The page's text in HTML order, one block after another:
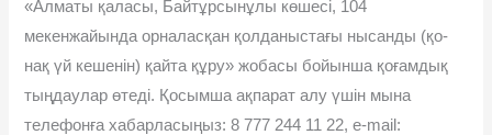
«Алматы қаласы, Байтұрсынұлы көшесі, 104
мекенжайында орналасқан қолданыстағы нысанды (қо­
нақ үй кешенін) қайта құру» жобасы бойынша қоғамдық
тыңдаулар өтеді. Қосымша ақпарат алу үшін мына
телефонға хабарласыңыз: 8 777 244 11 22, e-mail: